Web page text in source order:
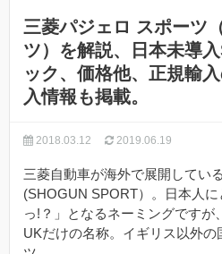
三菱パジェロ スポーツ
ツ）を解説、日本未導
ック、価格他、正規輸
入情報も掲載。
2018.03.12 2019.06.19
三菱自動車が海外で展開してい
(SHOGUN SPORT）。日本人に
っ!？」となるネーミングですが
UKだけの名称。イギリス以外